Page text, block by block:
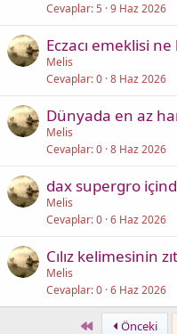
Cevaplar 5 9 Haz 2026
Eczacı emeklisi
Melis
Cevaplar 0 8 Haz 2026
Dünyada en az
Melis
Cevaplar 0 8 Haz 2026
dax supergro
Melis
Cevaplar 0 6 Haz 2026
Cılız kelimesinin
Melis
Cevaplar 0 6 Haz 2026
First Önceki